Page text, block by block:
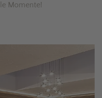
Momente!